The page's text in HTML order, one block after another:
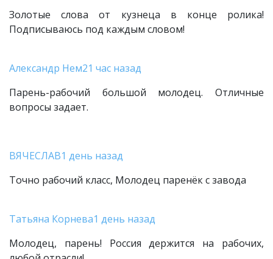
Золотые слова от кузнеца в конце ролика!
Подписываюсь под каждым словом!
Александр Нем21 час назад
Парень-рабочий большой молодец. Отличные
вопросы задает.
ВЯЧЕСЛАВ1 день назад
Точно рабочий класс, Молодец паренёк с завода
Татьяна Корнева1 день назад
Молодец, парень! Россия держится на рабочих,